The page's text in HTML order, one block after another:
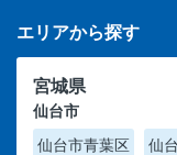
エリアから探す
宮城県
仙台市
仙台市青葉区
仙